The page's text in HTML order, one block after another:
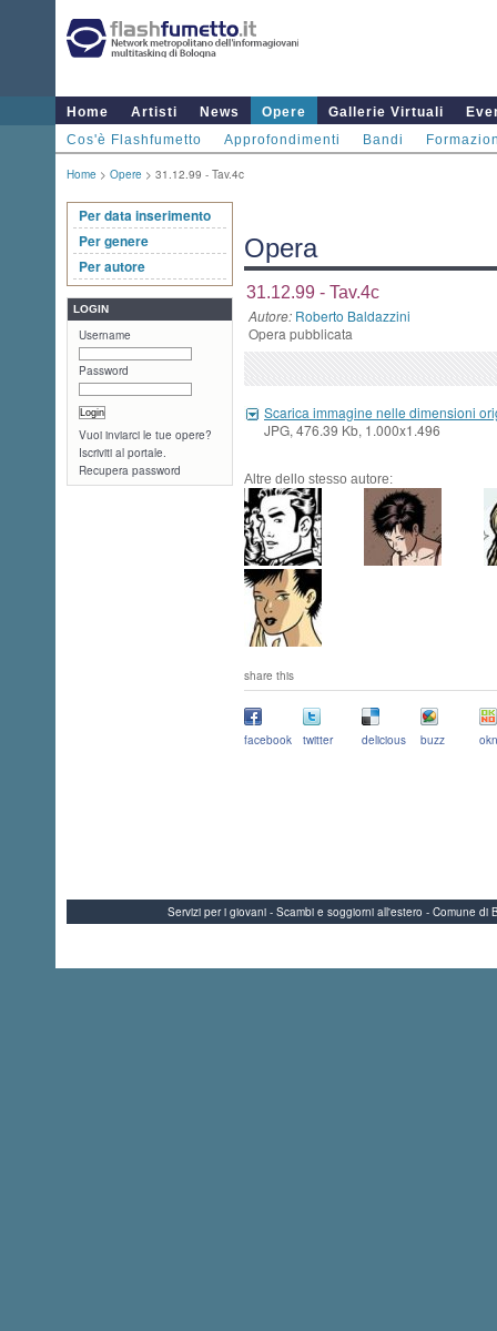
Home Artisti News Opere Gallerie Virtuali
Cos'è Flashfumetto
Approfondimenti Bandi
Home > Opere > 31.12.99 - Tav.4c
Per data inserimento
Per genere
Per autore
LOGIN
Username
Password
Vuoi inviarci le tue opere?
Iscriviti al portale.
Recupera password
Opera
31.12.99 - Tav.4c
Autore: Roberto Baldazzini
Opera pubblicata
Scarica immagine nelle dimensioni
JPG, 476.39 Kb, 1.000x1.496
Altre dello stesso autore:
share this
facebook twitter delicious buzz
Servizi per i giovani - Scambi e soggiorni all'estero - Comune